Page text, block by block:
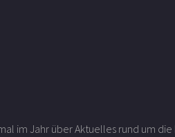
im Jahr über Aktuelles rund um